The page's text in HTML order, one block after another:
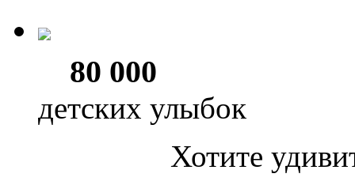
80 000
детских улыбок
Хотите